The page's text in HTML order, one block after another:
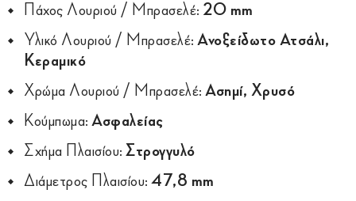
Πάχος Λουριού / Μπρασελέ: 20 mm
Υλικό Λουριού / Μπρασελέ: Ανοξείδωτο Ατσάλι,
Κεραμικό
Χρώμα Λουριού / Μπρασελέ: Ασημί, Χρυσό
Κούμπωμα: Ασφαλείας
Σχήμα Πλαισίου: Στρογγυλό
Διάμετρος Πλαισίου: 47,8 mm